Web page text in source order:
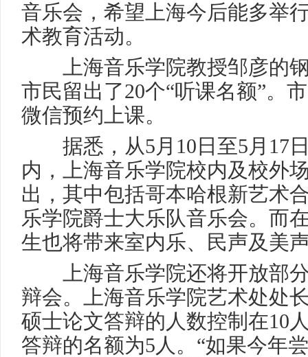
音乐会，希望上海今后能多举
术教育活动。
上海音乐学院教授邹彦的钢
市民留出了20个“听课名额”。
微信预约上课。
据悉，从5月10日至5月17
内，上海音乐学院校内及校外
出，其中包括哥本哈根新艺术
乐学院爵士大乐队音乐会。而
生也将带来室内乐、民声及美
上海音乐学院还将开放部分
辩会。上海音乐学院艺术处处
硕士论文答辩的人数控制在10
答辩的名额为5人。“如果今年